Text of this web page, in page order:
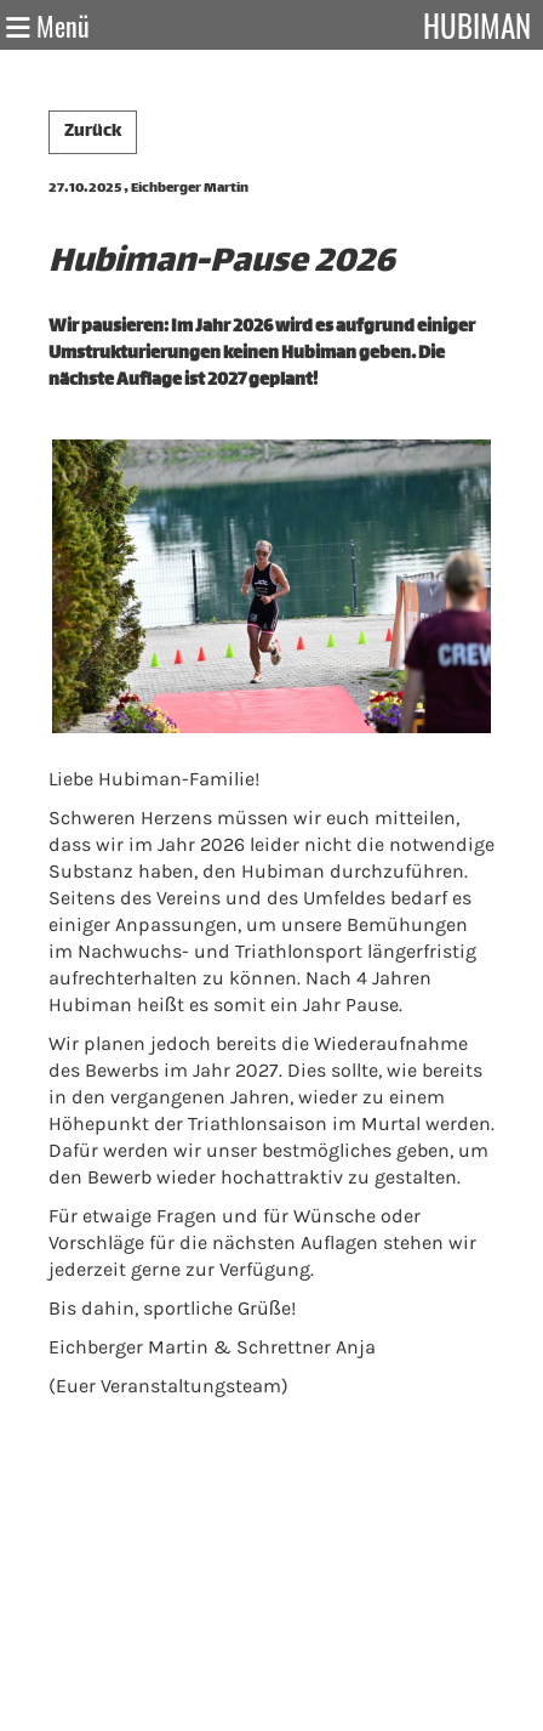
HUBIMAN
Menü
Zurück
27.10.2025, Eichberger Martin
Hubiman-Pause 2026
Wir pausieren: Im Jahr 2026 wird es aufgrund einiger
Umstrukturierungen keinen Hubiman geben. Die
nächste Auflage ist 2027 geplant!
Liebe Hubiman-Familie!
Schweren Herzens müssen wir euch mitteilen,
dass wir im Jahr 2026 leider nicht die notwendige
Substanz haben, den Hubiman durchzuführen.
Seitens des Vereins und des Umfeldes bedarf es
einiger Anpassungen, um unsere Bemühungen
im Nachwuchs- und Triathlonsport längerfristig
aufrechterhalten zu können. Nach 4 Jahren
Hubiman heißt es somit ein Jahr Pause.
Wir planen jedoch bereits die Wiederaufnahme
des Bewerbs im Jahr 2027. Dies sollte, wie bereits
in den vergangenen Jahren, wieder zu einem
Höhepunkt der Triathlonsaison im Murtal werden.
Dafür werden wir unser bestmögliches geben, um
den Bewerb wieder hochattraktiv zu gestalten.
Für etwaige Fragen und für Wünsche oder
Vorschläge für die nächsten Auflagen stehen wir
jederzeit gerne zur Verfügung.
Bis dahin, sportliche Grüße!
Eichberger Martin & Schrettner Anja
(Euer Veranstaltungsteam)